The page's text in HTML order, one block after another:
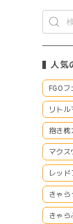
人気
FGOフ
リトル
抱き枕
マクス
レッド
きゃら
きゃら